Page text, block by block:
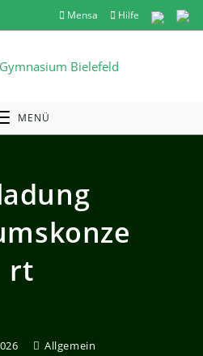
Mensa Hilfe
MENÜ
Rt
Allgemein